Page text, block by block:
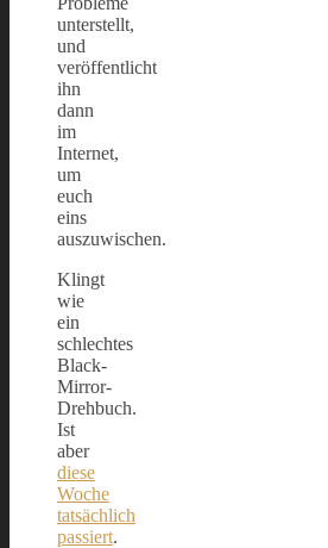
unterstellt,
und
veröffentlicht
ihn
dann
im
Internet,
um
euch
eins
auszuwischen.
Klingt
wie
ein
schlechtes
Black-
Mirror-
Drehbuch.
Ist
aber
diese
Woche
tatsächlich
passiert.